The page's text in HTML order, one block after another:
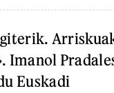
Imanol
Euskadi